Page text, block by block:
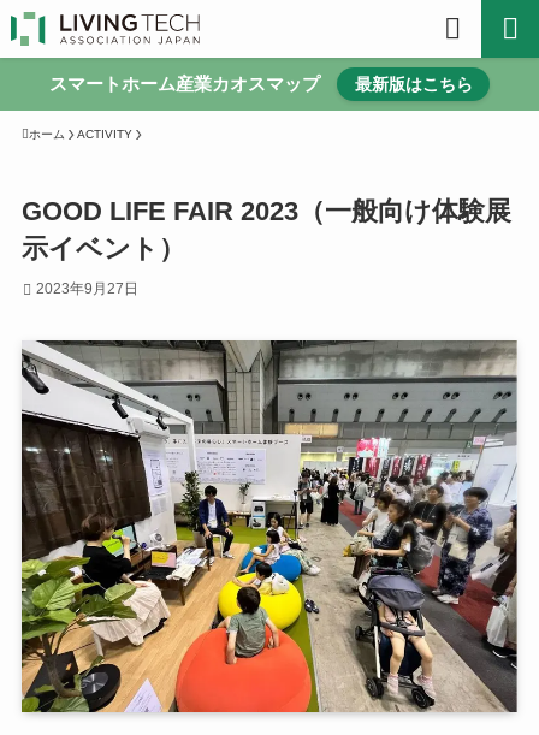
スマートホーム産業カオスマップ 最新版はこちら
ホーム ACTIVITY
GOOD LIFE FAIR 2023（一般向け体験展
示イベント）
2023年9月27日